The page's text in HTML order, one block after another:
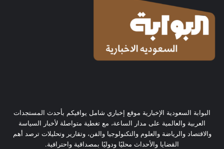
البوابة السعودية الإخبارية موقع إخباري شامل يوافيكم بأحدث المستجدات
العربية والعالمية على مدار الساعة، مع تغطية متواصلة لأخبار السياسة
والاقتصاد والرياضة والعلوم والتكنولوجيا والفن، وتقارير وتحليلات ترصد أهم
القضايا والأحداث محليًا ودوليًا بمصداقية واحترافية.